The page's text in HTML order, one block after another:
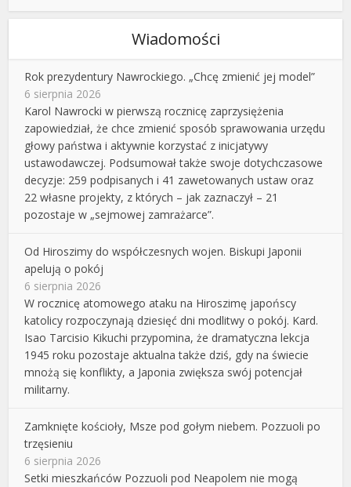
Wiadomości
Rok prezydentury Nawrockiego. „Chcę zmienić jej model”
6 sierpnia 2026
Karol Nawrocki w pierwszą rocznicę zaprzysiężenia
zapowiedział, że chce zmienić sposób sprawowania urzędu
głowy państwa i aktywnie korzystać z inicjatywy
ustawodawczej. Podsumował także swoje dotychczasowe
decyzje: 259 podpisanych i 41 zawetowanych ustaw oraz
22 własne projekty, z których – jak zaznaczył – 21
pozostaje w „sejmowej zamrażarce”.
Od Hiroszimy do współczesnych wojen. Biskupi Japonii
apelują o pokój
6 sierpnia 2026
W rocznicę atomowego ataku na Hiroszimę japońscy
katolicy rozpoczynają dziesięć dni modlitwy o pokój. Kard.
Isao Tarcisio Kikuchi przypomina, że dramatyczna lekcja
1945 roku pozostaje aktualna także dziś, gdy na świecie
mnożą się konflikty, a Japonia zwiększa swój potencjał
militarny.
Zamknięte kościoły, Msze pod gołym niebem. Pozzuoli po
trzęsieniu
6 sierpnia 2026
Setki mieszkańców Pozzuoli pod Neapolem nie mogą